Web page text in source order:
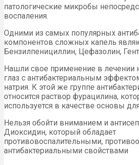
патологические микробы
воспаления.
Одними из самых популярных
компонентов сложных капель
Бензилпенициллин, Цефазолин,
Нашли свое применение в лечении
глаз с антибактериальным
натрия. К этой же группе
относится раствор фурацилина,
используется в качестве основы
Нельзя обойти вниманием и
Диоксидин, который обладает
противовоспалительными,
антибактериальными свойствами